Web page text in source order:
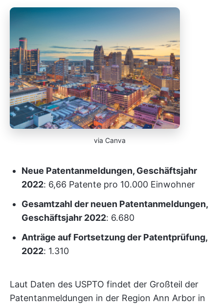
via Canva
Neue Patentanmeldungen, Geschäftsjahr
2022: 6,66 Patente pro 10.000 Einwohner
Gesamtzahl der neuen Patentanmeldungen,
Geschäftsjahr 2022: 6.680
Anträge auf Fortsetzung der Patentprüfung,
2022: 1.310
Laut Daten des USPTO findet der Großteil der
Patentanmeldungen in der Region Ann Arbor in